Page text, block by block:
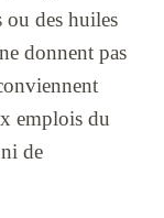
ou des huiles
donnent pas
emplois du
de